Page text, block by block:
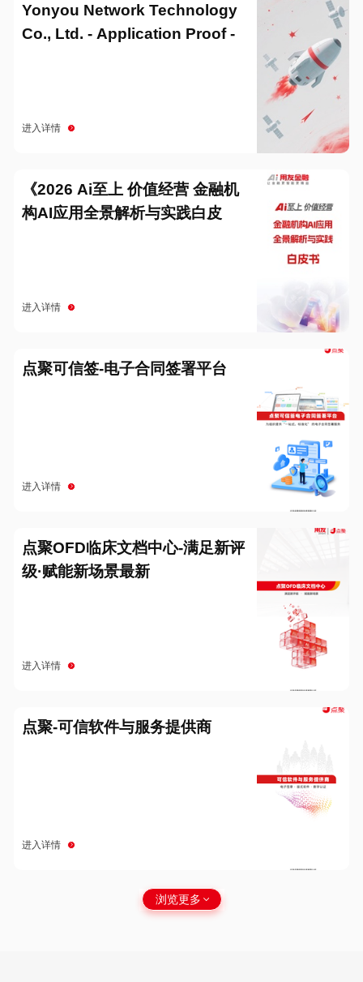
Yonyou Network Technology
Co., Ltd. - Application Proof -
进入详情
《2026 Ai至上 价值经营 金融机
构AI应用全景解析与实践白皮
进入详情
点聚可信签-电子合同签署平台
进入详情
点聚OFD临床文档中心-满足新评
级·赋能新场景最新
进入详情
点聚-可信软件与服务提供商
进入详情
浏览更多